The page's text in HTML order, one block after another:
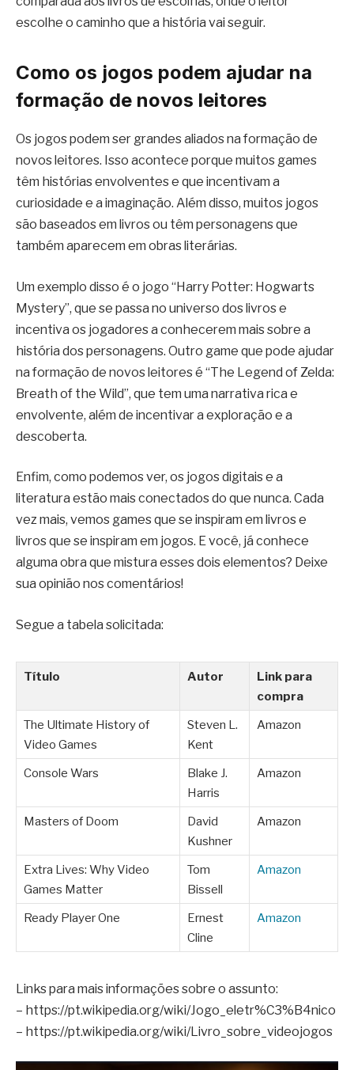
escolhe o caminho que a história vai seguir.
Como os jogos podem ajudar na
formação de novos leitores
Os jogos podem ser grandes aliados na formação de
novos leitores. Isso acontece porque muitos games
têm histórias envolventes e que incentivam a
curiosidade e a imaginação. Além disso, muitos jogos
são baseados em livros ou têm personagens que
também aparecem em obras literárias.
Um exemplo disso é o jogo “Harry Potter: Hogwarts
Mystery”, que se passa no universo dos livros e
incentiva os jogadores a conhecerem mais sobre a
história dos personagens. Outro game que pode ajudar
na formação de novos leitores é “The Legend of Zelda:
Breath of the Wild”, que tem uma narrativa rica e
envolvente, além de incentivar a exploração e a
descoberta.
Enfim, como podemos ver, os jogos digitais e a
literatura estão mais conectados do que nunca. Cada
vez mais, vemos games que se inspiram em livros e
livros que se inspiram em jogos. E você, já conhece
alguma obra que mistura esses dois elementos? Deixe
sua opinião nos comentários!
Segue a tabela solicitada:
Título Autor
Link para
compra
The Ultimate History of
Video Games
Steven L.
Kent
Amazon
Console Wars
Blake J.
Harris
Amazon
Masters of Doom
David
Kushner
Amazon
Extra Lives: Why Video
Games Matter
Tom
Bissell
Amazon
Ready Player One
Ernest
Cline
Amazon
Links para mais informações sobre o assunto:
– https://pt.wikipedia.org/wiki/Jogo_eletr%C3%B4nico
– https://pt.wikipedia.org/wiki/Livro_sobre_videojogos